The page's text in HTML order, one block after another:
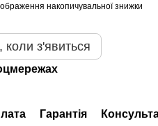
накопичувальної знижки
коли з'явиться
Гарантія